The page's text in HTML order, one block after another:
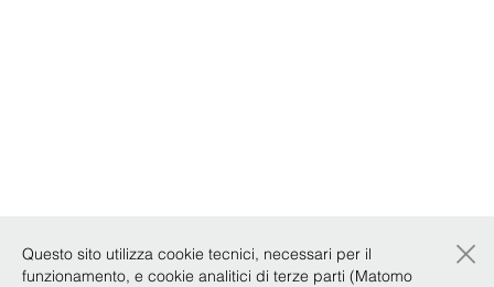
Questo sito utilizza cookie tecnici, necessari per il
funzionamento, e cookie analitici di terze parti (Matomo
×